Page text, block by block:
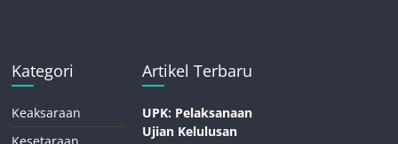
Kategori
Keaksaraan
Artikel Terbaru
UPK: Pelaksanaan
Ujian Kelulusan